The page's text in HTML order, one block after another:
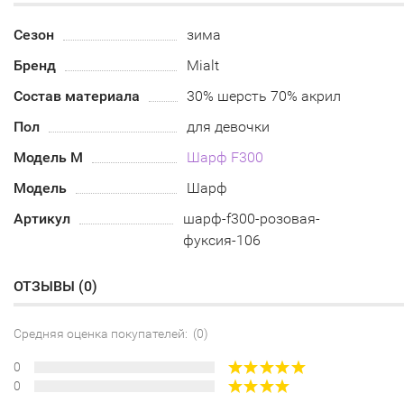
Сезон
зима
Бренд
Mialt
Состав материала
30% шерсть 70% акрил
Пол
для девочки
Модель М
Шарф F300
Модель
Шарф
Артикул
шарф-f300-розовая-
фуксия-106
ОТЗЫВЫ (0)
Средняя оценка покупателей: (0)
0
0